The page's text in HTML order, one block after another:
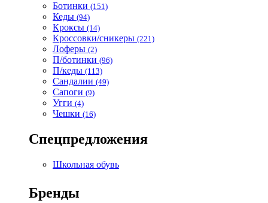
Ботинки (151)
Кеды (94)
Кроксы (14)
Кроссовки/сникеры (221)
Лоферы (2)
П/ботинки (96)
П/кеды (113)
Сандалии (49)
Сапоги (9)
Угги (4)
Чешки (16)
Спецпредложения
Школьная обувь
Бренды